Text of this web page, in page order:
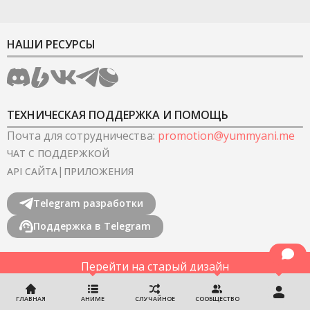
ГЛАВНАЯ АНИМЕ СЛУЧАЙНОЕ СООБЩЕСТВО
НАШИ РЕСУРСЫ
ТЕХНИЧЕСКАЯ ПОДДЕРЖКА И ПОМОЩЬ
Почта для сотрудничества: promotion@yummyani.me
ЧАТ С ПОДДЕРЖКОЙ
API САЙТА| ПРИЛОЖЕНИЯ
Telegram разработки
Поддержка в Telegram
Перейти на старый дизайн
©2022-2026YummyAnime.Все права защищены